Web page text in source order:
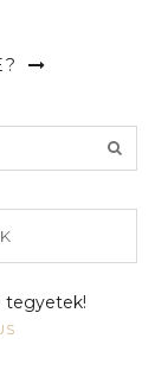
tegyetek!